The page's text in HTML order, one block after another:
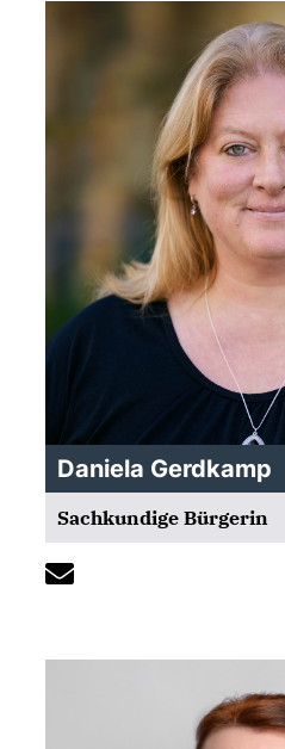
Daniela Gerdkamp
Sachkundige Bürgerin